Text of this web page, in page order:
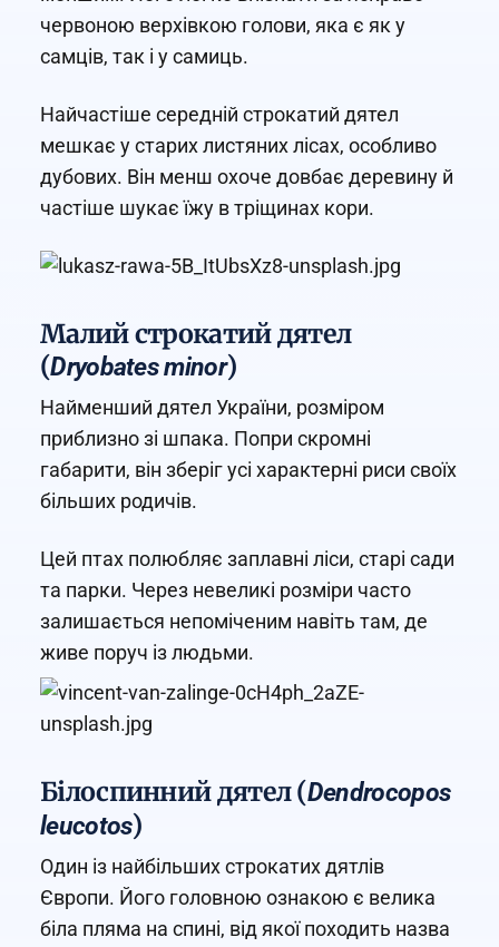
червоною верхівкою голови, яка є як у
самців, так і у самиць.
Найчастіше середній строкатий дятел
мешкає у старих листяних лісах, особливо
дубових. Він менш охоче довбає деревину й
частіше шукає їжу в тріщинах кори.
Малий строкатий дятел
(Dryobates minor)
Найменший дятел України, розміром
приблизно зі шпака. Попри скромні
габарити, він зберіг усі характерні риси своїх
більших родичів.
Цей птах полюбляє заплавні ліси, старі сади
та парки. Через невеликі розміри часто
залишається непоміченим навіть там, де
живе поруч із людьми.
Білоспинний дятел (Dendrocopos
leucotos)
Один із найбільших строкатих дятлів
Європи. Його головною ознакою є велика
біла пляма на спині, від якої походить назва